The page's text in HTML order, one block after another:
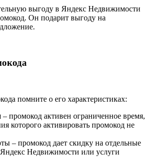
выгоду в Яндекс Недвижимости
Он подарит выгоду на
помните о его характеристиках:
– промокод активен ограниченное время,
которого активировать промокод не
– промокод дает скидку на отдельные
Недвижимости или услуги